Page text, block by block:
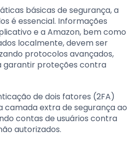
básicas de segurança, a
é essencial. Informações
e a Amazon, bem como
localmente, devem ser
protocolos avançados,
garantir proteções contra
de dois fatores (2FA)
camada extra de segurança ao
contas de usuários contra
autorizados.